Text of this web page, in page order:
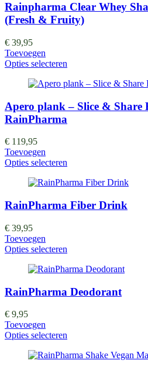
Rainpharma Clear Whey
(Fresh & Fruity)
€ 39,95
Toevoegen
Opties selecteren
Apero plank – Slice & Share
RainPharma
€ 119,95
Toevoegen
Opties selecteren
RainPharma Fiber Drink
€ 39,95
Toevoegen
Opties selecteren
RainPharma Deodorant
€ 9,95
Toevoegen
Opties selecteren